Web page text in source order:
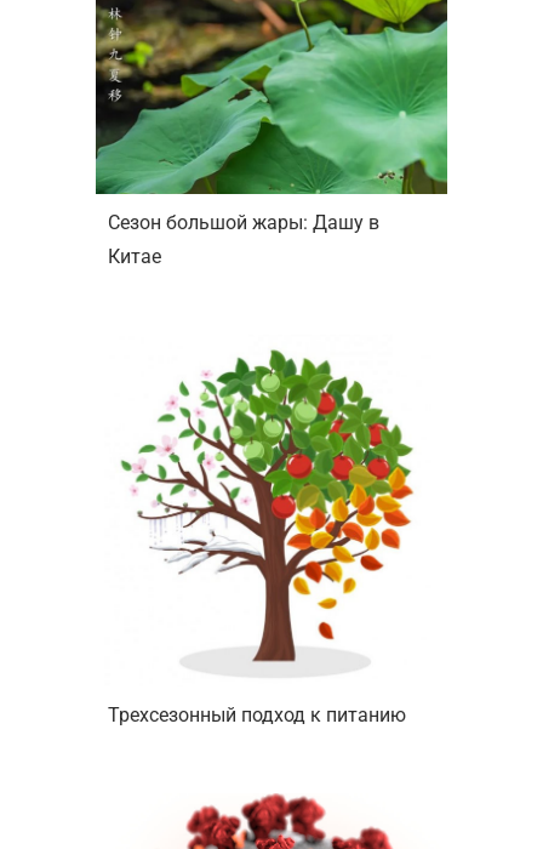
Сезон большой жары: Дашу в
Китае
Трехсезонный подход к питанию